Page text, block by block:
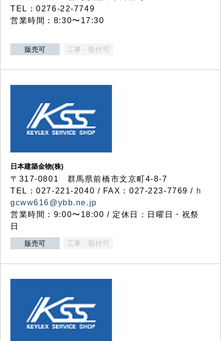
TEL：0276-22-7749
営業時間：8:30〜17:30
販売可 工事・取付可
日本建築金物(株)
〒317‐0801 群馬県前橋市文京町4-8-7
TEL：027-221-2040 / FAX：027-223-7769 / h
gcww616@ybb.ne.jp
営業時間：9:00〜18:00 / 定休日：日曜日・祝祭
日
販売可 工事・取付可